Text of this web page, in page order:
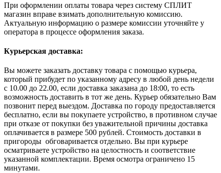
При оформлении оплаты товара через систему СПЛИТ
магазин вправе взимать дополнительную комиссию.
Актуальную информацию о размере комиссии уточняйте у
оператора в процессе оформления заказа.
Курьерская доставка:
Вы можете заказать доставку товара с помощью курьера,
который прибудет по указанному адресу в любой день недели
с 10.00 до 22.00, если доставка заказана до 18:00, то есть
возможность доставить в тот же день. Курьер обязательно Вам
позвонит перед выездом. Доставка по городу предоставляется
бесплатно, если вы покупаете устройство, в противном случае
при отказе от покупки без уважительной причины доставка
оплачивается в размере 500 рублей. Стоимость доставки в
пригороды обговаривается отдельно. Вы при курьере
осматриваете устройство на целостность и соответствие
указанной комплектации. Время осмотра ограничено 15
минутами.